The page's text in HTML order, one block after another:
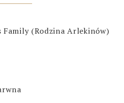
Family (Rodzina Arlekinów)